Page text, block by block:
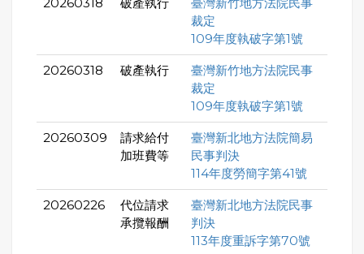
裁定
109年度執破字第1號
20260318 破產執行
臺灣新竹地方法院民事
裁定
109年度執破字第1號
20260309
請求給付
加班費等
臺灣新北地方法院簡易
民事判決
114年度勞簡字第41號
20260226
代位請求
承攬報酬
臺灣新北地方法院民事
判決
113年度重訴字第70號